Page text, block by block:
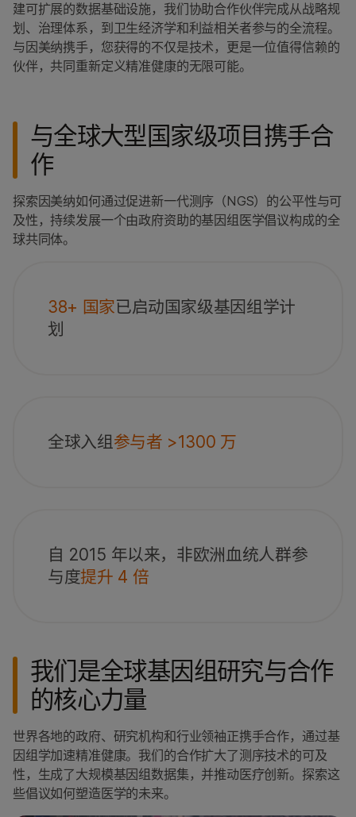
建可扩展的数据基础设施，我们协助合作伙伴完成从战略规
划、治理体系，到卫生经济学和利益相关者参与的全流程。
与因美纳携手，您获得的不仅是技术，更是一位值得信赖的
伙伴，共同重新定义精准健康的无限可能。
与全球大型国家级项目携手合
作
探索因美纳如何通过促进新一代测序（NGS）的公平性与可
及性，持续发展一个由政府资助的基因组医学倡议构成的全
球共同体。
38+ 国家已启动国家级基因组学计
划
全球入组参与者 >1300 万
自 2015 年以来，非欧洲血统人群参
与度提升 4 倍
我们是全球基因组研究与合作
的核心力量
世界各地的政府、研究机构和行业领袖正携手合作，通过基
因组学加速精准健康。我们的合作扩大了测序技术的可及
性，生成了大规模基因组数据集，并推动医疗创新。探索这
些倡议如何塑造医学的未来。